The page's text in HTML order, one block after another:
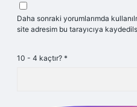
Daha sonraki yorumlarımda
site adresim bu tarayıcıya
10 - 4 kaçtır? *